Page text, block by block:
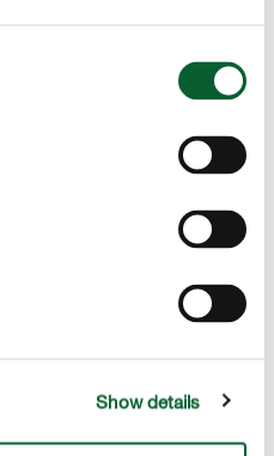
Show details
pomanjkanja hranil